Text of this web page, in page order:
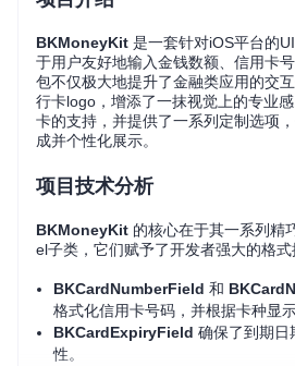
BKMoneyKit 是一套针对iOS平台的
于用户友好地输入金钱数额、信用卡
包不仅极大地提升了金融类应用的交
行卡logo，增添了一抹视觉上的专业
卡的支持，并提供了一系列定制选项
成并个性化展示。
项目技术分析
BKMoneyKit 的核心在于其一系列精
el子类，它们赋予了开发者强大的格式
BKCardNumberField 和
格式化信用卡号码，并根据卡种显
BKCardExpiryField 确保了到期日
性。